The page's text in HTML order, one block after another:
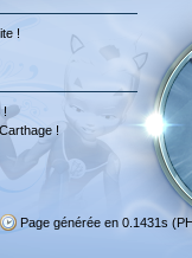
!
!
!
Page générée en 0.1431s